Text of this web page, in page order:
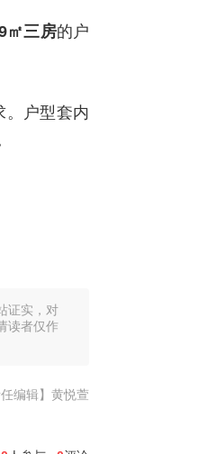
㎡三房的户
。户型套内
证实，对
读者仅作
任编辑】黄悦萱